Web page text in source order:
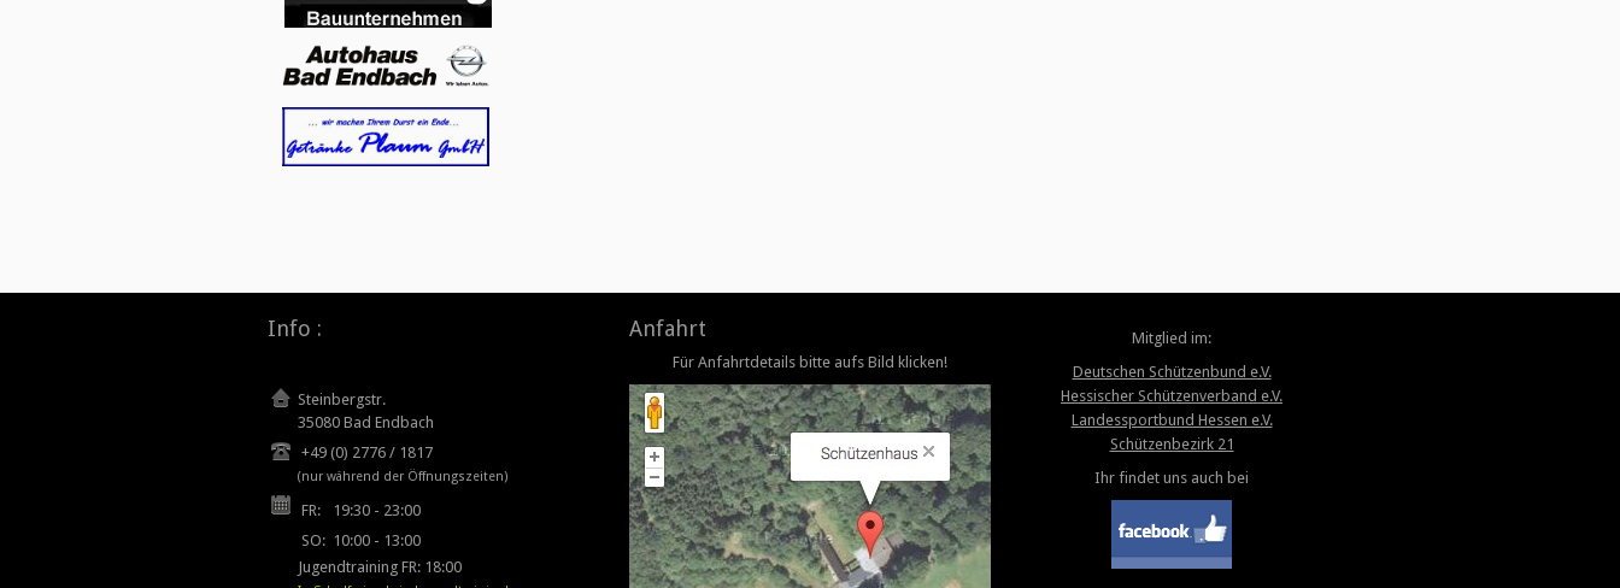
Info :
Steinbergstr.
35080 Bad Endbach
+49 (0) 2776 / 1817
(nur während der Öffnungszeiten)
FR:
19:30 - 23:00
SO: 10:00 - 13:00
Jugendtraining FR: 18:00
Anfahrt
Für Anfahrtdetails bitte aufs Bild klicken!
Mitglied im:
Deutschen Schützenbund e.V.
Hessischer Schützenverband e.V.
Landessportbund Hessen e.V.
Schützenbezirk 21
Ihr findet uns auch bei